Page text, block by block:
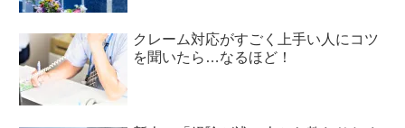
クレーム対応がすごく上手い人にコツ
を聞いたら…なるほど！